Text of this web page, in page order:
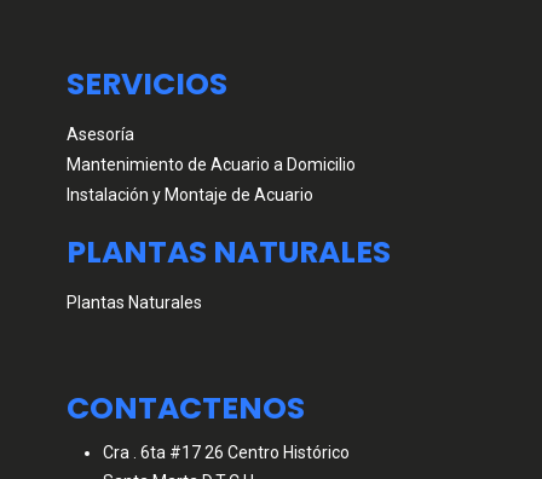
SERVICIOS
Asesoría
Mantenimiento de Acuario a Domicilio
Instalación y Montaje de Acuario
PLANTAS NATURALES
Plantas Naturales
CONTACTENOS
Cra . 6ta #17 26 Centro Histórico